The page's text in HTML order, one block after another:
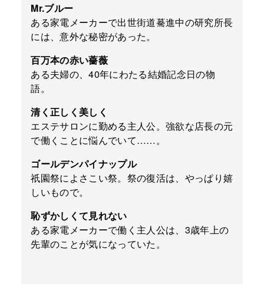
Mr.ブルー
ある家電メーカーで出世街道驀進中の研究所長
には、意外な秘密があった。
百万本の赤い薔薇
ある夫婦の、40年にわたる結婚記念日の物
語。
清く正しく美しく
エステサロンに勤める主人公。強欲な店長の元
で働くことに悩んでいて……。
ゴールデンパイナップル
祇園祭によさこい祭。祭の復活は、やっぱり嬉
しいもので。
恥ずかしくて見れない
ある家電メーカーで働く主人公は、3歳年上の
先輩のことが気になっていた。